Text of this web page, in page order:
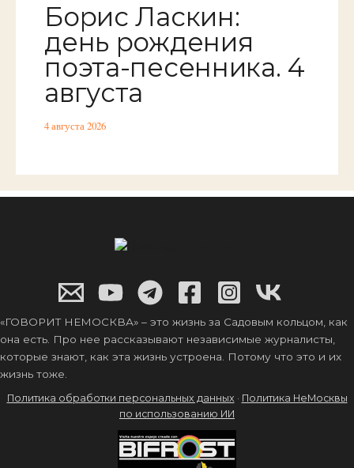
Борис Ласкин:
день рождения
поэта-песенника. 4
августа
4 августа 2026
«ГОВОРИТ НЕМОСКВА» – это жизнь за Садовым кольцом, как
она есть. Про нее рассказывают независимые журналисты,
которые знают, как эта жизнь устроена. Потому что это и их
жизнь тоже.
Политика обработки персональных данных · Политика НеМосквы
по использованию ИИ